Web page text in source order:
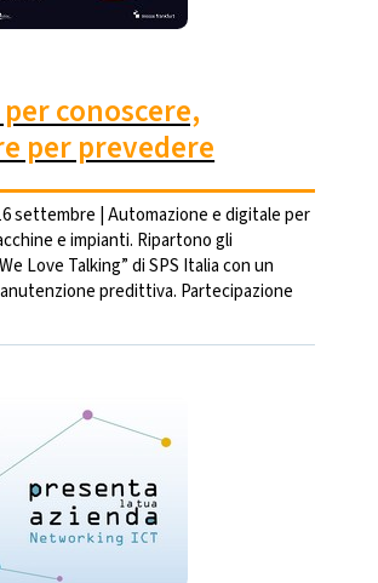
conoscere,
per prevedere
settembre | Automazione e digitale per
e impianti. Ripartono gli
Love Talking” di SPS Italia con un
predittiva. Partecipazione